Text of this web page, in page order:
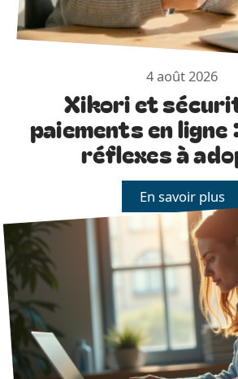
4 août 2026
Xikori et
paiements en ligne
réflexes à
En savoir plus